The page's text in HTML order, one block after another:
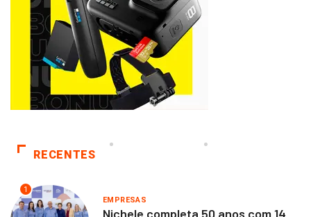
RECENTES
1
EMPRESAS
Nichele completa 50 anos com 14